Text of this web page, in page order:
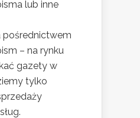
lub inne
pośrednictwem
– na rynku
gazety w
tylko